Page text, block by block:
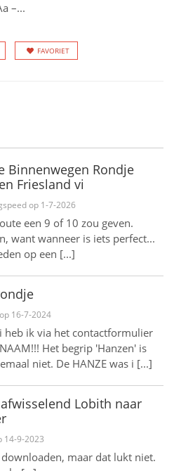
–...
FAVORIET
Binnenwegen Rondje
Friesland vi
op 1-7-2026
een 9 of 10 zou geven.
want wanneer is iets perfect...
op een [...]
16-7-2024
heb ik via het contactformulier
Het begrip 'Hanzen' is
niet. De HANZE was i [...]
Lobith naar
14-9-2023
maar dat lukt niet.